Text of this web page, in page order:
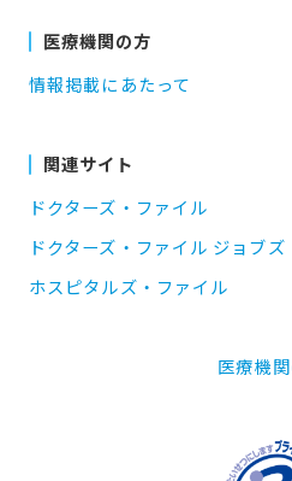
医療機関の方
情報掲載にあたって
関連サイト
ドクターズ・ファイル
ドクターズ・ファイル ジョブズ
ホスピタルズ・ファイル
医療機